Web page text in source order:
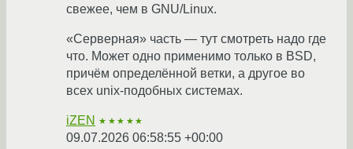
свежее, чем в GNU/Linux.
«Серверная» часть — тут смотреть надо где
что. Может одно применимо только в BSD,
причём определённой ветки, а другое во
всех unix-подобных системах.
iZEN ★★★★★
09.07.2026 06:58:55 +00:00